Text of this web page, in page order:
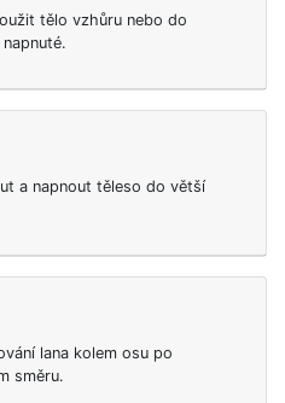
tělo vzhůru nebo do
a napnout těleso do větší
lana kolem osu po
směru.